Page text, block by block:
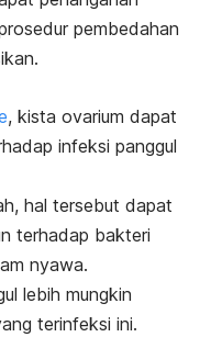
pembedahan
, kista ovarium dapat
infeksi panggul
hal tersebut dapat
terhadap bakteri
nyawa.
lebih mungkin
terinfeksi ini.